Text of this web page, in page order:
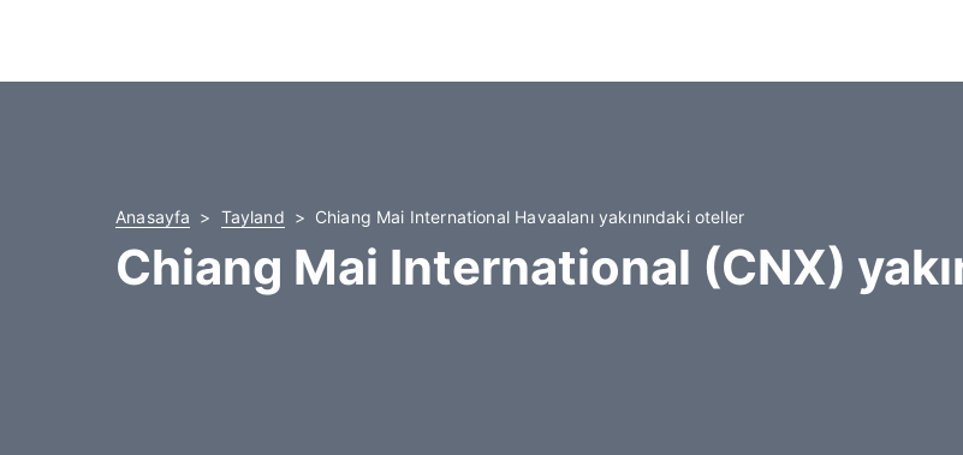
Anasayfa Tayland Chiang Mai International Havaalanı yakınındaki oteller
Chiang Mai International (CNX)